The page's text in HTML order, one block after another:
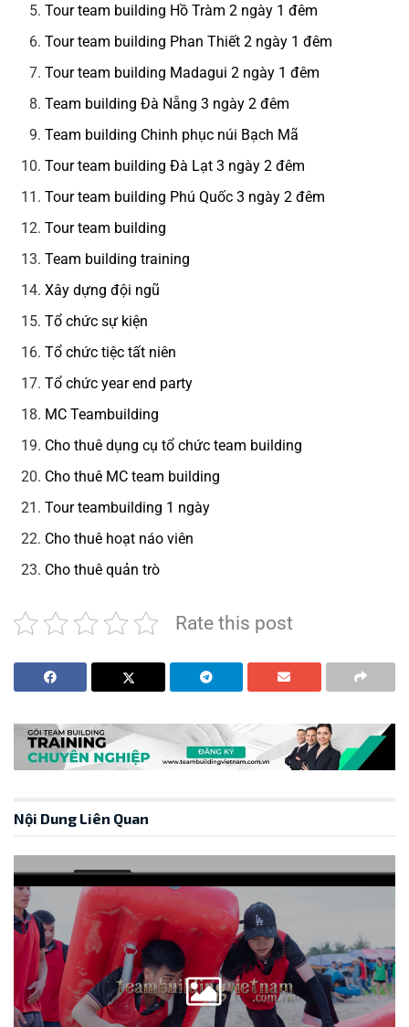
Tour team building Hồ Tràm 2 ngày 1 đêm
Tour team building Phan Thiết 2 ngày 1 đêm
Tour team building Madagui 2 ngày 1 đêm
Team building Đà Nẵng 3 ngày 2 đêm
Team building Chinh phục núi Bạch Mã
Tour team building Đà Lạt 3 ngày 2 đêm
Tour team building Phú Quốc 3 ngày 2 đêm
Tour team building
Team building training
Xây dựng đội ngũ
Tổ chức sự kiện
Tổ chức tiệc tất niên
Tổ chức year end party
MC Teambuilding
Cho thuê dụng cụ tổ chức team building
Cho thuê MC team building
Tour teambuilding 1 ngày
Cho thuê hoạt náo viên
Cho thuê quản trò
Rate this post
Nội Dung Liên Quan